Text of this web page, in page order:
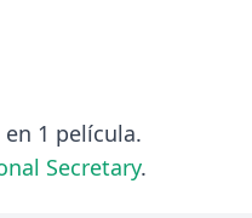
1 película.
Secretary.